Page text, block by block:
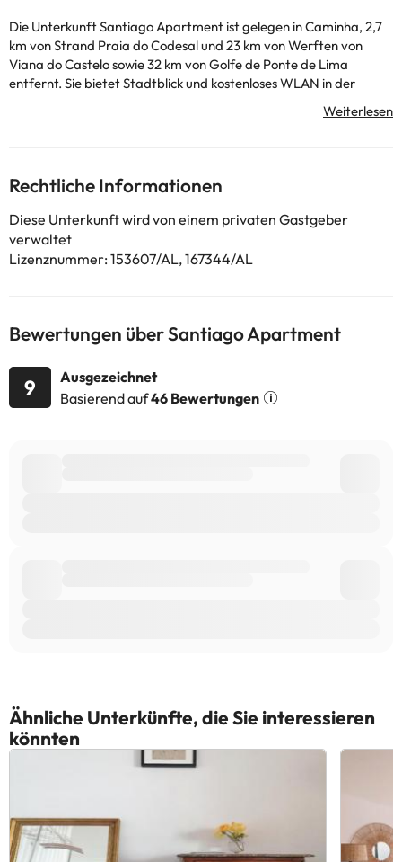
Die Unterkunft Santiago Apartment ist gelegen in Caminha, 2,7
km von Strand Praia do Codesal und 23 km von Werften von
Viana do Castelo sowie 32 km von Golfe de Ponte de Lima
entfernt. Sie bietet Stadtblick und kostenloses WLAN in der
Schlafzimmer, einem Wohnzimmer, einer voll ausgestatteten
Ferienwohnung werden Handtücher und Bettwäsche angeboten.
Heiligtum Santuário de Santa Luzia liegt 27 km von der
Unterkunft Santiago Apartment entfernt, während Santa Tecla
Celtic Village 30 km entfernt ist.
In dieser Unterkunft sind weder
Junggesellen-/Junggesellinnenabschiede noch ähnliche Feiern
Einige der aufgeführten Leistungen können kostenpflichtig sein.
erfragen. Alle Informationen auf dieser Seite können von der
Unterkunft geändert werden. Wenn ihr Fragen habt, kontaktiert
uns.
Rechtliche Informationen
Diese Unterkunft wird von einem privaten Gastgeber
verwaltet
Lizenznummer: 153607/AL, 167344/AL
Bewertungen über Santiago Apartment
9
Ausgezeichnet
Basierend auf46 Bewertungen
Ähnliche Unterkünfte, die Sie interessieren
könnten